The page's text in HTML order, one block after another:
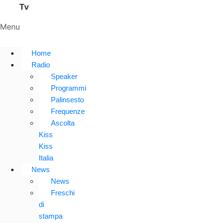
Tv
Menu
Home
Radio
Speaker
Programmi
Palinsesto
Frequenze
Ascolta
Kiss
Kiss
Italia
News
News
Freschi
di
stampa